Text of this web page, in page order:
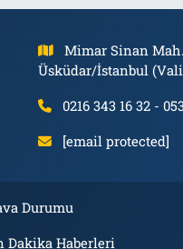
Mimar Sinan
Üsküdar/İstanbul
0216 343 16 32 -
[email protected]
Durumu
Dakika Haberleri